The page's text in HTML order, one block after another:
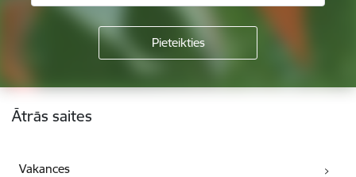
Kājene
Ātrās saites
Vakances